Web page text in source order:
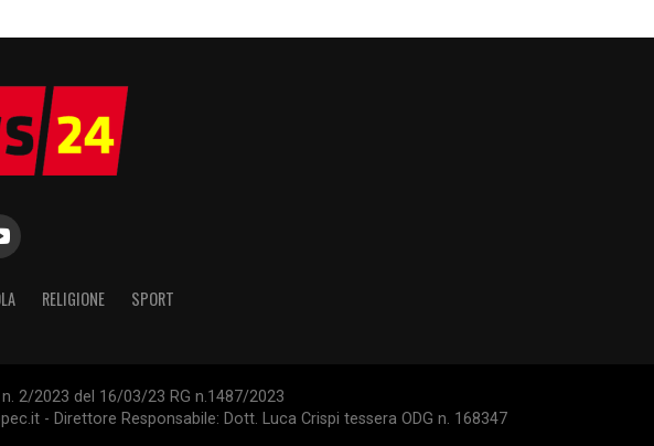
RELIGIONE SPORT
2/2023 del 16/03/23 RG n.1487/2023
- Direttore Responsabile: Dott. Luca Crispi tessera ODG n. 168347